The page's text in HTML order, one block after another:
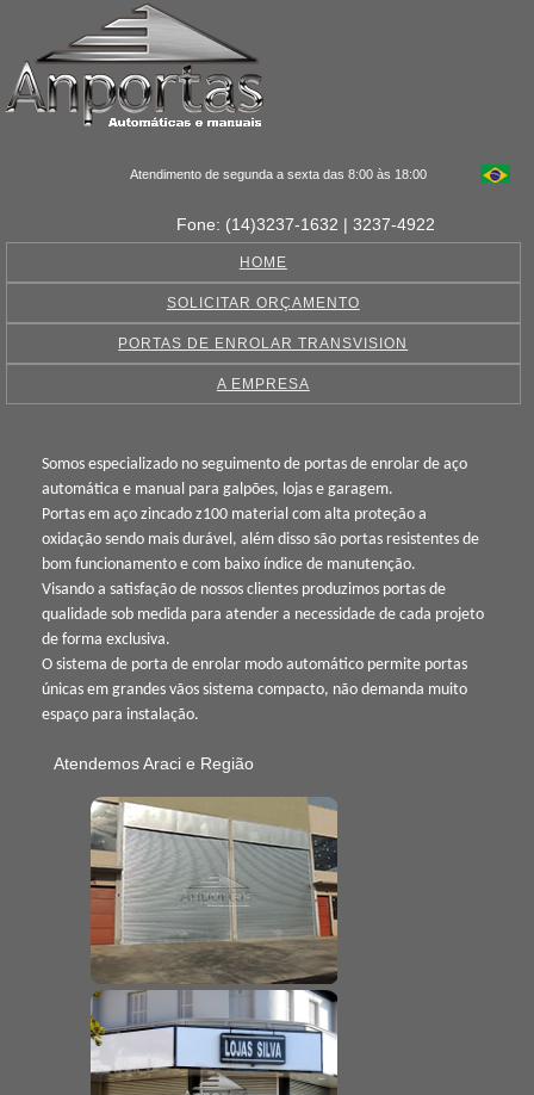
Atendimento de segunda a sexta das 8:00 às 18:00
Fone: (14)3237-1632 | 3237-4922
HOME
SOLICITAR ORÇAMENTO
PORTAS DE ENROLAR TRANSVISION
A EMPRESA
Somos especializado no seguimento de portas de enrolar de aço
automática e manual para galpões, lojas e garagem.
Portas em aço zincado z100 material com alta proteção a
oxidação sendo mais durável, além disso são portas resistentes de
bom funcionamento e com baixo índice de manutenção.
Visando a satisfação de nossos clientes produzimos portas de
qualidade sob medida para atender a necessidade de cada projeto
de forma exclusiva.
O sistema de porta de enrolar modo automático permite portas
únicas em grandes vãos sistema compacto, não demanda muito
espaço para instalação.
Atendemos Araci e Região